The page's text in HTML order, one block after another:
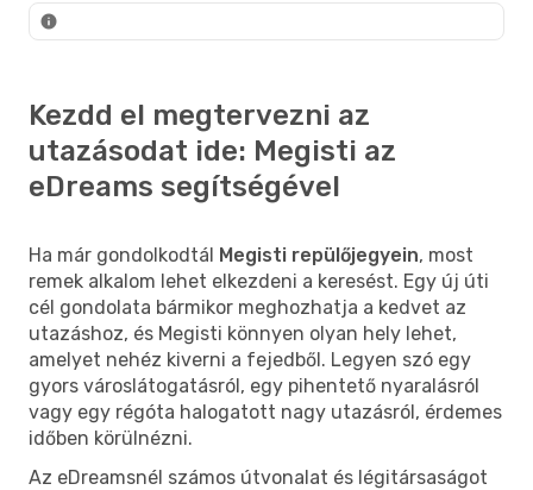
Kezdd el megtervezni az
utazásodat ide: Megisti az
eDreams segítségével
Ha már gondolkodtál Megisti repülőjegyein, most
remek alkalom lehet elkezdeni a keresést. Egy új úti
cél gondolata bármikor meghozhatja a kedvet az
utazáshoz, és Megisti könnyen olyan hely lehet,
amelyet nehéz kiverni a fejedből. Legyen szó egy
gyors városlátogatásról, egy pihentető nyaralásról
vagy egy régóta halogatott nagy utazásról, érdemes
időben körülnézni.
Az eDreamsnél számos útvonalat és légitársaságot